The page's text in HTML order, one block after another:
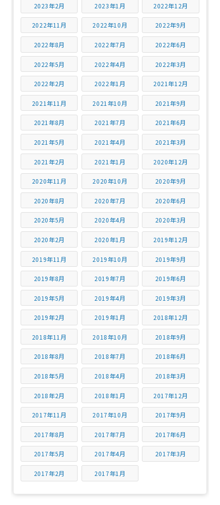
2023年2月 2023年1月 2022年12月
2022年11月 2022年10月 2022年9月
2022年8月 2022年7月 2022年6月
2022年5月 2022年4月 2022年3月
2022年2月 2022年1月 2021年12月
2021年11月 2021年10月 2021年9月
2021年8月 2021年7月 2021年6月
2021年5月 2021年4月 2021年3月
2021年2月 2021年1月 2020年12月
2020年11月 2020年10月 2020年9月
2020年8月 2020年7月 2020年6月
2020年5月 2020年4月 2020年3月
2020年2月 2020年1月 2019年12月
2019年11月 2019年10月 2019年9月
2019年8月 2019年7月 2019年6月
2019年5月 2019年4月 2019年3月
2019年2月 2019年1月 2018年12月
2018年11月 2018年10月 2018年9月
2018年8月 2018年7月 2018年6月
2018年5月 2018年4月 2018年3月
2018年2月 2018年1月 2017年12月
2017年11月 2017年10月 2017年9月
2017年8月 2017年7月 2017年6月
2017年5月 2017年4月 2017年3月
2017年2月 2017年1月